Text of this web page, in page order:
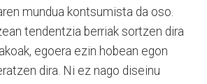
mundua kontsumista da oso.
tendentzia berriak sortzen dira
egoera ezin hobean egon
dira. Ni ez nago diseinu